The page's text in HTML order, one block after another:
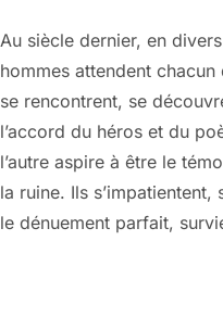
Au siècle dernier, en
hommes attendent chacun
se rencontrent, se
l’accord du héros et du
l’autre aspire à être le
la ruine. Ils
le dénuement parfait,